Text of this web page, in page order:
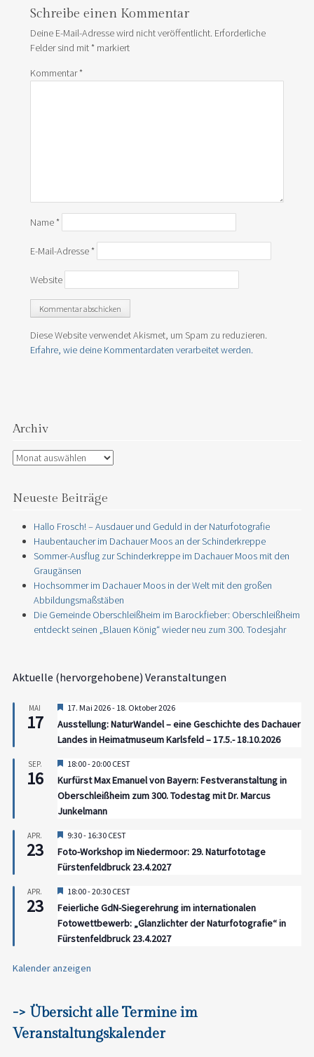
Schreibe einen Kommentar
Deine E-Mail-Adresse wird nicht veröffentlicht. Erforderliche
Felder sind mit*markiert
Kommentar*
Name*
E-Mail-Adresse*
Website
Diese Website verwendet Akismet, um Spam zu reduzieren.
Erfahre, wie deine Kommentardaten verarbeitet werden.
Archiv
Archiv
Neueste Beiträge
Hallo Frosch! – Ausdauer und Geduld in der Naturfotografie
Haubentaucher im Dachauer Moos an der Schinderkreppe
Sommer-Ausflug zur Schinderkreppe im Dachauer Moos mit den
Graugänsen
Hochsommer im Dachauer Moos in der Welt mit den großen
Abbildungsmaßstäben
Die Gemeinde Oberschleißheim im Barockfieber: Oberschleißheim
entdeckt seinen „Blauen König“ wieder neu zum 300. Todesjahr
Aktuelle (hervorgehobene) Veranstaltungen
MAI
17
Hervorgehoben
17. Mai 2026- 18. Oktober 2026
Ausstellung: NaturWandel – eine Geschichte des Dachauer
Landes in Heimatmuseum Karlsfeld – 17.5.- 18.10.2026
SEP.
16
Hervorgehoben
18:00-20:00 CEST
Kurfürst Max Emanuel von Bayern: Festveranstaltung in
Oberschleißheim zum 300. Todestag mit Dr. Marcus
Junkelmann
APR.
23
Hervorgehoben
9:30- 16:30 CEST
Foto-Workshop im Niedermoor: 29. Naturfototage
Fürstenfeldbruck 23.4.2027
APR.
23
Hervorgehoben
18:00-20:30 CEST
Feierliche GdN-Siegerehrung im internationalen
Fotowettbewerb: „Glanzlichter der Naturfotografie“ in
Fürstenfeldbruck 23.4.2027
Kalender anzeigen
-> Übersicht alle Termine im
Veranstaltungskalender